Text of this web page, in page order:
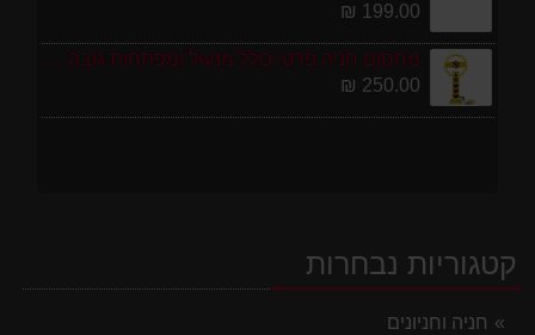
199.00 ₪
מחסום חניה פרטי כולל מנעול ומפתחות גובה 70 ס"מ
250.00 ₪
קטגוריות נבחרות
חניה וחניונים